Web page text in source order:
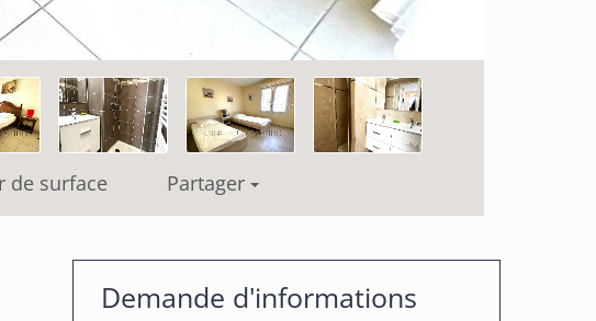
de surface Partager
Demande d'informations